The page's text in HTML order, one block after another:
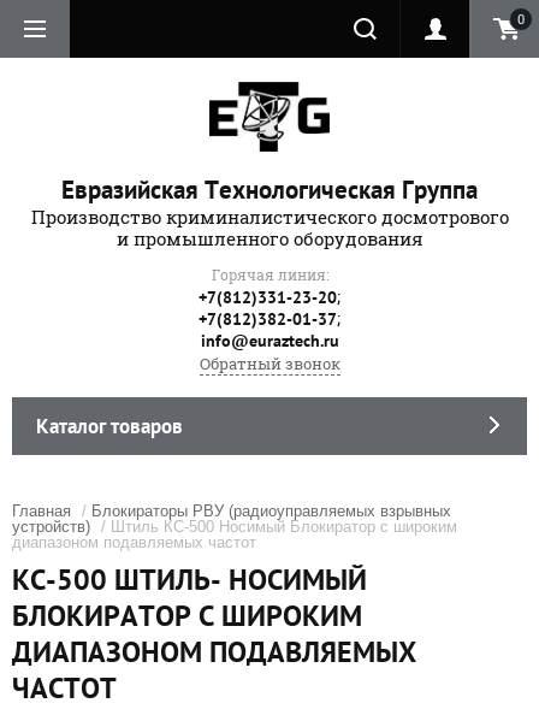
0
Евразийская Технологическая Группа
Производство криминалистического досмотрового
и промышленного оборудования
Горячая линия:
+7(812)331-23-20;
+7(812)382-01-37;
info@euraztech.ru
Обратный звонок
Каталог товаров
Главная / Блокираторы РВУ (радиоуправляемых взрывных
устройств) / Штиль КС-500 Носимый Блокиратор с широким
диапазоном подавляемых частот
КС-500 ШТИЛЬ- НОСИМЫЙ
БЛОКИРАТОР С ШИРОКИМ
ДИАПАЗОНОМ ПОДАВЛЯЕМЫХ
ЧАСТОТ